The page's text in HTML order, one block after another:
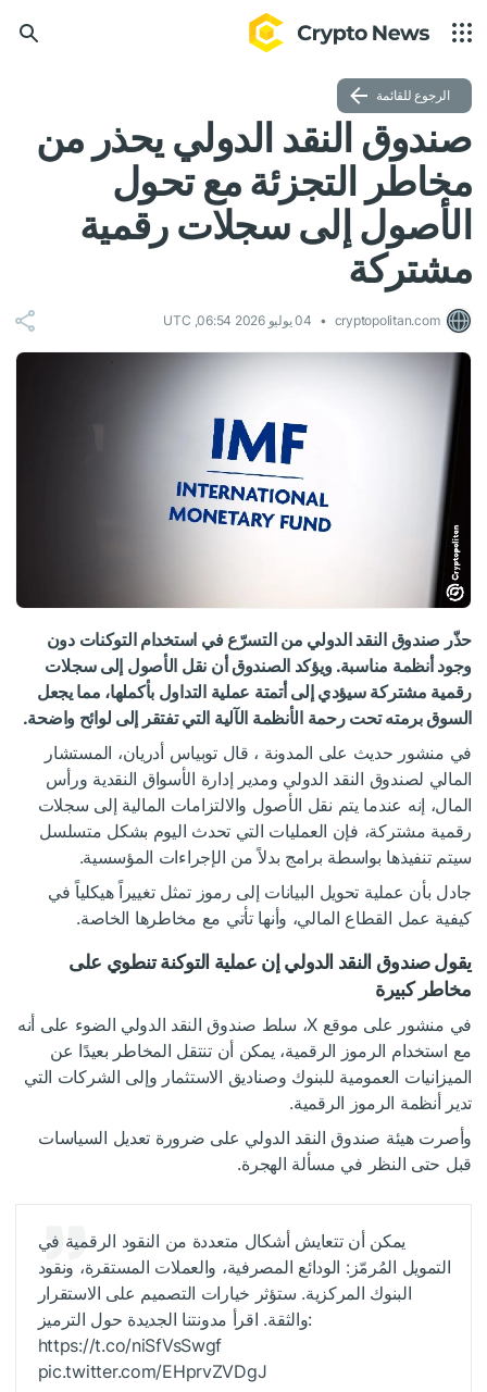
الرجوع للقائمة
صندوق النقد الدولي يحذر من
مخاطر التجزئة مع تحول
الأصول إلى سجلات رقمية
مشتركة
cryptopolitan.com 04 يوليو 2026 06:54, UTC
حذّر صندوق النقد الدولي من التسرّع في استخدام التوكنات دون
وجود أنظمة مناسبة. ويؤكد الصندوق أن نقل الأصول إلى سجلات
رقمية مشتركة سيؤدي إلى أتمتة عملية التداول بأكملها، مما يجعل
السوق برمته تحت رحمة الأنظمة الآلية التي تفتقر إلى لوائح واضحة.
في منشور حديث على المدونة ، قال توبياس أدريان، المستشار
المالي لصندوق النقد الدولي ومدير إدارة الأسواق النقدية ورأس
المال، إنه عندما يتم نقل الأصول والالتزامات المالية إلى سجلات
رقمية مشتركة، فإن العمليات التي تحدث اليوم بشكل متسلسل
سيتم تنفيذها بواسطة برامج بدلاً من الإجراءات المؤسسية.
جادل بأن عملية تحويل البيانات إلى رموز تمثل تغييراً هيكلياً في
كيفية عمل القطاع المالي، وأنها تأتي مع مخاطرها الخاصة.
يقول صندوق النقد الدولي إن عملية التوكنة تنطوي على
مخاطر كبيرة
في منشور على موقع X، سلط صندوق النقد الدولي الضوء على أنه
مع استخدام الرموز الرقمية، يمكن أن تنتقل المخاطر بعيدًا عن
الميزانيات العمومية للبنوك وصناديق الاستثمار وإلى الشركات التي
تدير أنظمة الرموز الرقمية.
وأصرت هيئة صندوق النقد الدولي على ضرورة تعديل السياسات
قبل حتى النظر في مسألة الهجرة.
يمكن أن تتعايش أشكال متعددة من النقود الرقمية في
التمويل المُرمّز: الودائع المصرفية، والعملات المستقرة، ونقود
البنوك المركزية. ستؤثر خيارات التصميم على الاستقرار
والثقة. اقرأ مدونتنا الجديدة حول الترميز:
https://t.co/niSfVsSwgf
pic.twitter.com/EHprvZVDgJ